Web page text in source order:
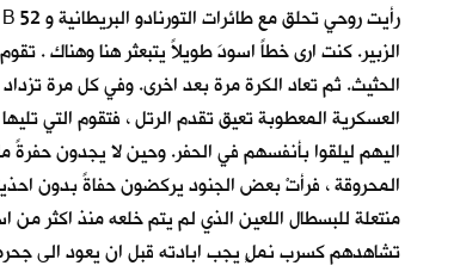
الزبير. كنت ارى خطاً اسودَ طويلاً يتبعثر هنا وهناك .
الحثيث. ثم تعاد الكرة مرة بعد اخرى. وفي كل مرة
العسكرية المعطوبة تعيق تقدم الرتل ، فتقوم التي
اليهم ليلقوا بأنفسهم في الحفر. وحين لا يجدون
المحروقة ، فرأتْ بعض الجنود يركضون حفاةً بدون
منتعلة للبسطال اللعين الذي لم يتم خلعه منذ اكثر
تشاهدهم كسرب نملٍ يجب ابادته قبل ان يعود الى